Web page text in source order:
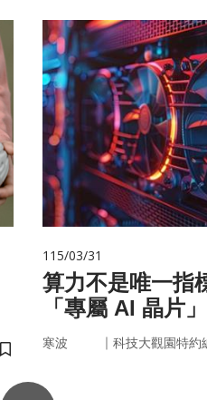
儲存書籤
115/03/31
算力不是唯一指
「專屬 AI 晶片
率驅動未來
寒波 ｜ 科技大觀園特約